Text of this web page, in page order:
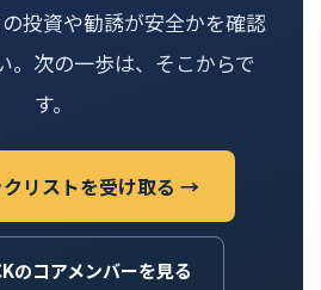
投資や勧誘が安全かを確認
。次の一歩は、そこからで
す。
リストを受け取る →
のコアメンバーを見る